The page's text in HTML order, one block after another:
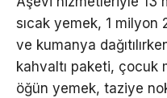
sıcak yemek, 1 milyon
ve kumanya
kahvaltı paketi, çocuk
öğün yemek, taziye